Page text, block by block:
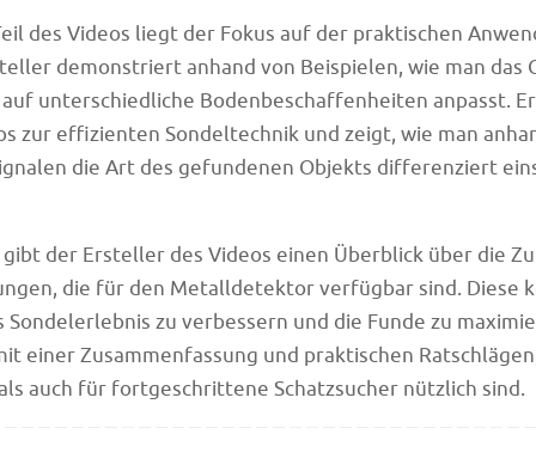
des Videos liegt der Fokus auf der praktischen
demonstriert anhand von Beispielen, wie man das
unterschiedliche Bodenbeschaffenheiten anpasst.
zur effizienten Sondeltechnik und zeigt, wie man
die Art des gefundenen Objekts differenziert
der Ersteller des Videos einen Überblick über die
die für den Metalldetektor verfügbar sind. Diese
Sondelerlebnis zu verbessern und die Funde zu
einer Zusammenfassung und praktischen
auch für fortgeschrittene Schatzsucher nützlich sind.